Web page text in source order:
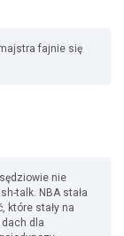
fajnie się
nie
talk. NBA stała
które stały na
dla